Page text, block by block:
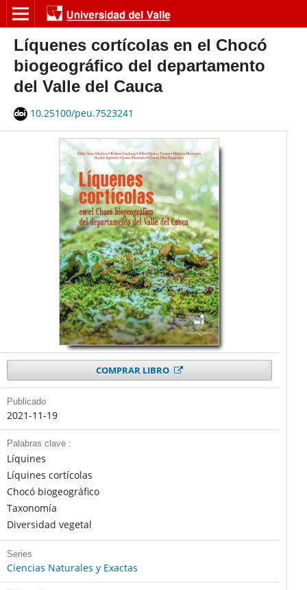
Líquenes cortícolas en el Chocó
biogeográfico del departamento
del Valle del Cauca
10.25100/peu.7523241
COMPRAR LIBRO
Publicado
2021-11-19
Palabras clave :
Líquines
Líquines cortícolas
Chocó biogeográfico
Taxonomía
Diversidad vegetal
Series
Ciencias Naturales y Exactas